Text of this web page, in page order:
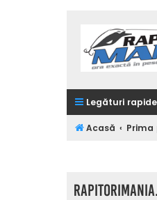
Legături rapide
Acasă Prima